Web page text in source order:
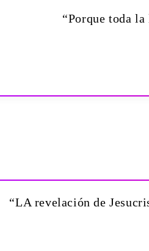
“Porque toda
“LA revelación de